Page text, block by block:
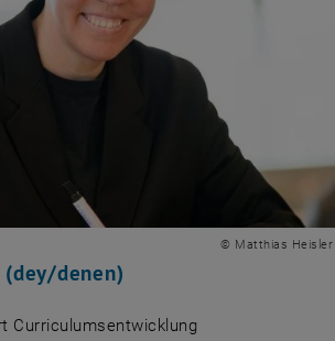
denen)
© Matthias Heisler
Curriculumsentwicklung